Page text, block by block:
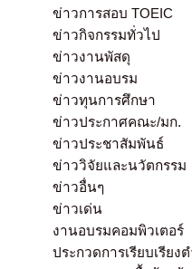
ข่าวการสอบ TOEIC
ข่าวกิจกรรมทั่วไป
ข่าวงานพัสดุ
ข่าวงานอบรม
ข่าวทุนการศึกษา
ข่าวประกาศคณะ/มก.
ข่าวประชาสัมพันธ์
ข่าววิจัยและนวัตกรรม
ข่าวอื่นๆ
ข่าวเด่น
งานอบรมคอมพิวเตอร์
ประกวดการเรียบเรียง